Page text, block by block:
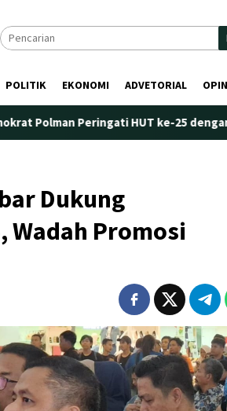
POLITIK EKONOMI ADVETORIAL
Peringati HUT ke-25 dengan Aksi
Dukung
Wadah Promosi